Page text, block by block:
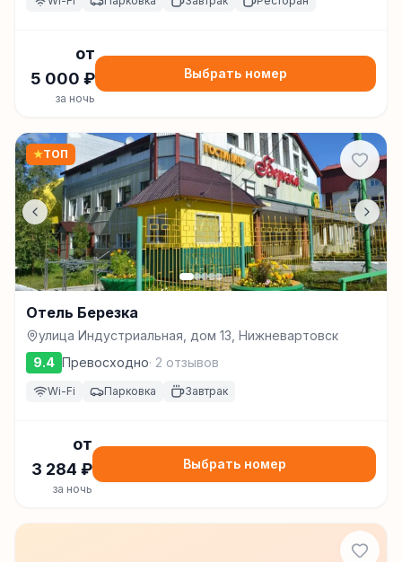
от
5 000 ₽
за ночь
Выбрать номер
★ТОП
Отель Березка
улица Индустриальная, дом 13, Нижневартовск
9.4 Превосходно· 2 отзывов
Wi-Fi Парковка Завтрак
от
3 284 ₽
за ночь
Выбрать номер